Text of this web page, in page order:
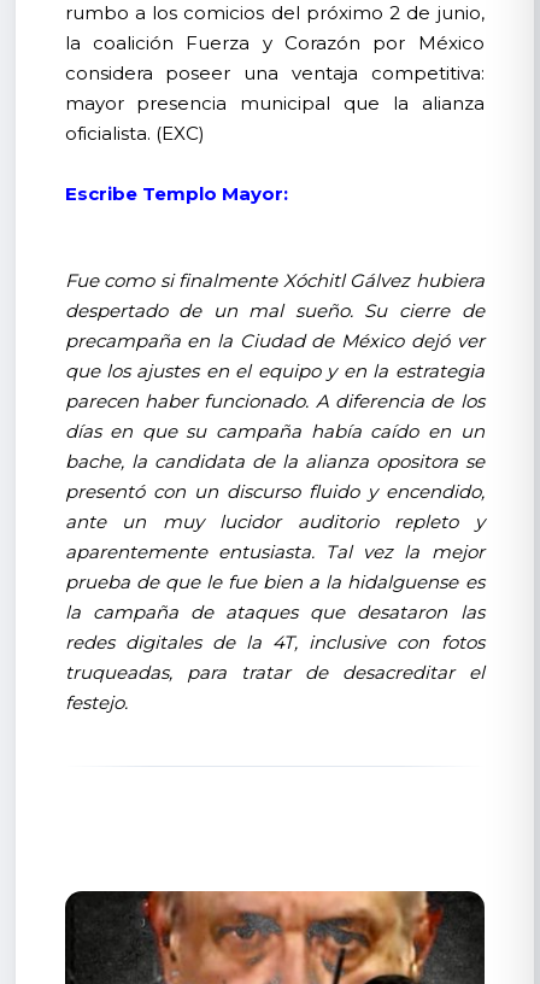
rumbo a los comicios del próximo 2 de junio,
la coalición Fuerza y Corazón por México
considera poseer una ventaja competitiva:
mayor presencia municipal que la alianza
oficialista. (EXC)
Escribe Templo Mayor:
Fue como si finalmente Xóchitl Gálvez hubiera
despertado de un mal sueño. Su cierre de
precampaña en la Ciudad de México dejó ver
que los ajustes en el equipo y en la estrategia
parecen haber funcionado. A diferencia de los
días en que su campaña había caído en un
bache, la candidata de la alianza opositora se
presentó con un discurso fluido y encendido,
ante un muy lucidor auditorio repleto y
aparentemente entusiasta. Tal vez la mejor
prueba de que le fue bien a la hidalguense es
la campaña de ataques que desataron las
redes digitales de la 4T, inclusive con fotos
truqueadas, para tratar de desacreditar el
festejo.